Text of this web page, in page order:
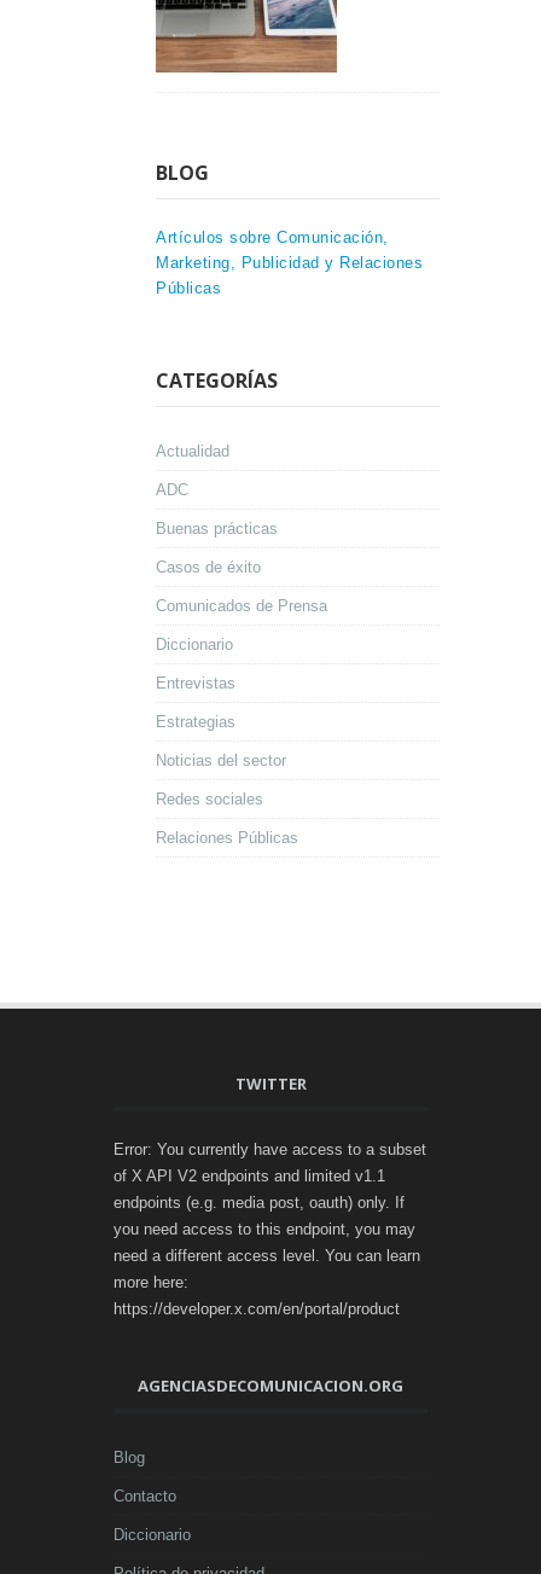
BLOG
Artículos sobre Comunicación,
Marketing, Publicidad y Relaciones
Públicas
CATEGORÍAS
Actualidad
ADC
Buenas prácticas
Casos de éxito
Comunicados de Prensa
Diccionario
Entrevistas
Estrategias
Noticias del sector
Redes sociales
Relaciones Públicas
TWITTER
Error: You currently have access to a subset
of X API V2 endpoints and limited v1.1
endpoints (e.g. media post, oauth) only. If
you need access to this endpoint, you may
need a different access level. You can learn
more here:
https://developer.x.com/en/portal/product
AGENCIASDECOMUNICACION.ORG
Blog
Contacto
Diccionario